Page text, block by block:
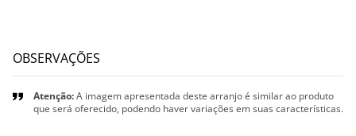
OBSERVAÇÕES
Atenção:A imagem apresentada deste arranjo é similar ao produto
que será oferecido, podendo haver variações em suas características.